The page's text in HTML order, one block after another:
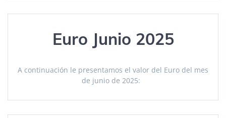
Euro Junio 2025
A continuación le presentamos el valor del Euro del mes
de junio de 2025: